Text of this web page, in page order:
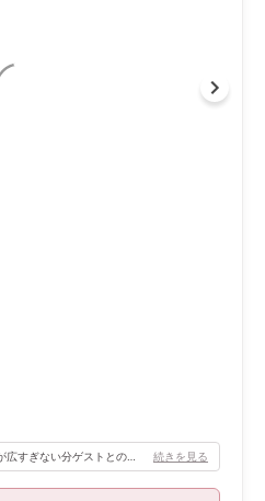
ソファ高砂にしたのですが、会場が広すぎない分ゲストとの距離も近くて、後列のゲストも顔がちゃんと見えるくるいの距離感でした。 その為、アットホームな雰囲気にしたい方にはとってもおすすめです！ 続きを見る